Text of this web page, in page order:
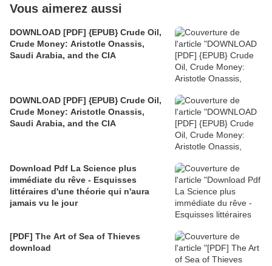
Vous aimerez aussi
DOWNLOAD [PDF] {EPUB} Crude Oil,
Crude Money: Aristotle Onassis,
Saudi Arabia, and the CIA
DOWNLOAD [PDF] {EPUB} Crude Oil,
Crude Money: Aristotle Onassis,
Saudi Arabia, and the CIA
Download Pdf La Science plus
immédiate du rêve - Esquisses
littéraires d'une théorie qui n'aura
jamais vu le jour
[PDF] The Art of Sea of Thieves
download